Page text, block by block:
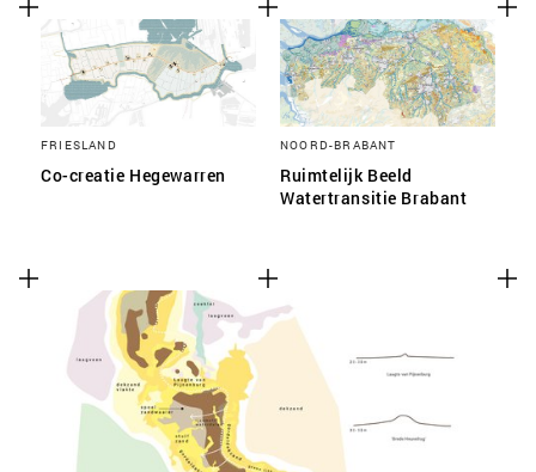
FRIESLAND
Co-creatie Hegewarren
NOORD-BRABANT
Ruimtelijk Beeld
Watertransitie Brabant